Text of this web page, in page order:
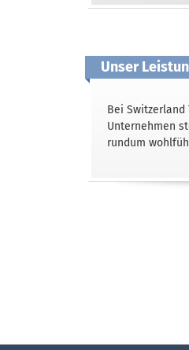
Unser
Bei Switzerland
Unternehmen
rundum